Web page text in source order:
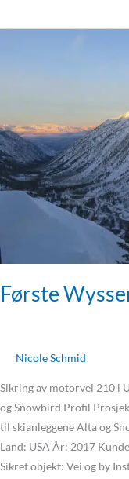
Første
Nicole Schmid
Sikring av motorvei 210 i
og Snowbird Profil
til skianleggene Alta og
Land: USA År: 2017
Sikret objekt: Vei og by